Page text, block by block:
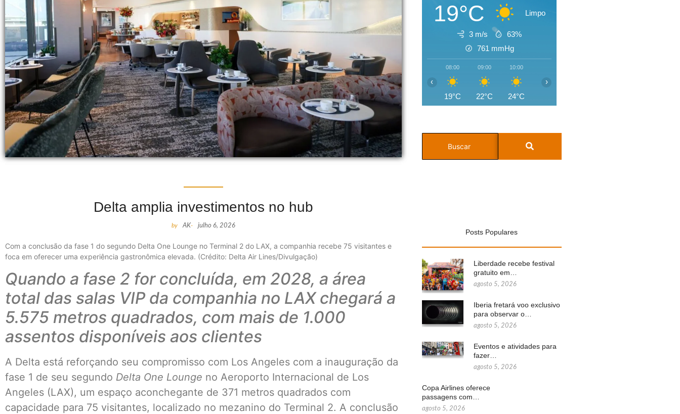
Delta amplia investimentos no hub
by AK- julho 6, 2026
Com a conclusão da fase 1 do segundo Delta One Lounge no Terminal 2 do LAX, a companhia recebe 75 visitantes e
foca em oferecer uma experiência gastronômica elevada. (Crédito: Delta Air Lines/Divulgação)
Quando a fase 2 for concluída, em 2028, a área
total das salas VIP da companhia no LAX chegará a
5.575 metros quadrados, com mais de 1.000
assentos disponíveis aos clientes
A Delta está reforçando seu compromisso com Los Angeles com a inauguração da
fase 1 de seu segundo Delta One Lounge no Aeroporto Internacional de Los
Angeles (LAX), um espaço aconchegante de 371 metros quadrados com
capacidade para 75 visitantes, localizado no mezanino do Terminal 2. A conclusão
19°C Limpo
3 m/s
63%
761 mmHg
08:00
19°C
09:00
22°C
10:00
24°C
‹ ›
Posts Populares
Liberdade recebe festival
gratuito em…
agosto 5, 2026
Iberia fretará voo exclusivo
para observar o…
agosto 5, 2026
Eventos e atividades para
fazer…
agosto 5, 2026
Copa Airlines oferece
passagens com…
agosto 5, 2026